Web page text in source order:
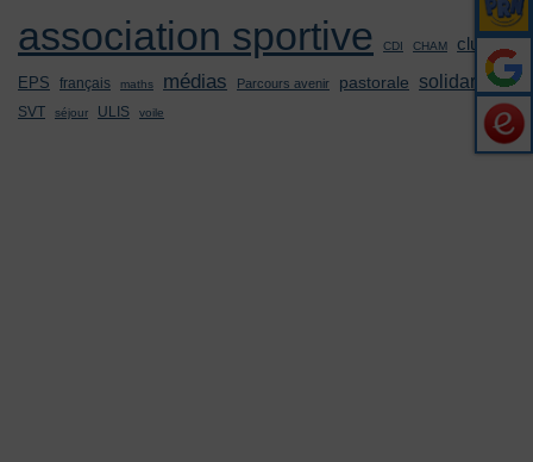
association sportive CDI CHAM clubs
EPS français maths médias Parcours avenir pastorale solidarité
SVT séjour ULIS voile